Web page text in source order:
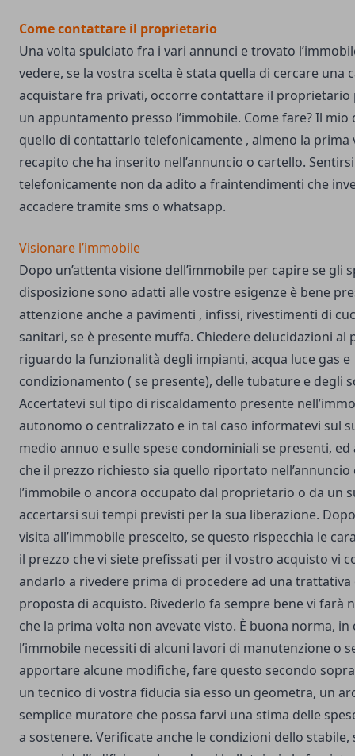
Come contattare il proprietario
Una volta spulciato fra i vari annunci e trovato
vedere, se la vostra scelta è stata quella di cercare una
acquistare fra privati, occorre contattare il proprietario
un appuntamento presso l’immobile. Come fare? Il mio
quello di contattarlo telefonicamente , almeno la prima
recapito che ha inserito nell’annuncio o cartello. Sentirsi
telefonicamente non da adito a fraintendimenti che
accadere tramite sms o whatsapp.
Visionare l’immobile
Dopo un’attenta visione dell’immobile per capire se gli
disposizione sono adatti alle vostre esigenze è bene
attenzione anche a pavimenti , infissi, rivestimenti di
sanitari, se è presente muffa. Chiedere delucidazioni
riguardo la funzionalità degli impianti, acqua luce gas e
condizionamento ( se presente), delle tubature e degli
Accertatevi sul tipo di riscaldamento presente
autonomo o centralizzato e in tal caso informatevi sul
medio annuo e sulle spese condominiali se presenti, ed
che il prezzo richiesto sia quello riportato nell’annuncio
l’immobile o ancora occupato dal proprietario o da un
accertarsi sui tempi previsti per la sua liberazione.
visita all’immobile prescelto, se questo rispecchia le
il prezzo che vi siete prefissati per il vostro acquisto vi
andarlo a rivedere prima di procedere ad una trattativa
proposta di acquisto. Rivederlo fa sempre bene vi farà
che la prima volta non avevate visto. È buona norma, in
l’immobile necessiti di alcuni lavori di manutenzione o
apportare alcune modifiche, fare questo secondo
un tecnico di vostra fiducia sia esso un geometra, un
semplice muratore che possa farvi una stima delle
a sostenere. Verificate anche le condizioni dello stabile,